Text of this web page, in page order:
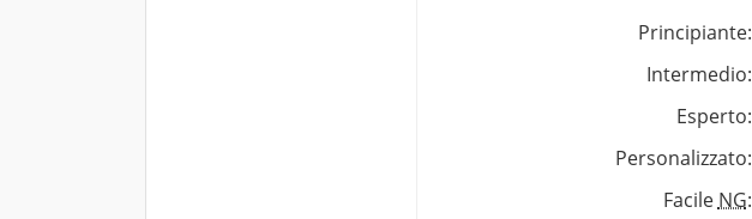
Principiante:
Intermedio:
Esperto:
Personalizzato:
Facile NG: